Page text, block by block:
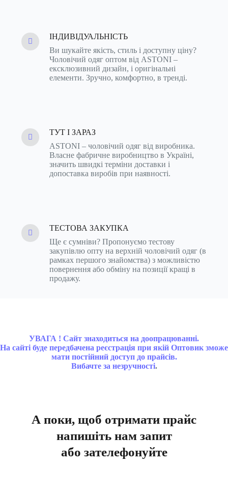
ІНДИВІДУАЛЬНІСТЬ
Ви шукайте якість, стиль і доступну ціну?
Чоловічий одяг оптом від ASTONI –
ексклюзивний дизайн, і оригінальні
елементи. Зручно, комфортно, в тренді.
ТУТ І ЗАРАЗ
ASTONI – чоловічий одяг від виробника.
Власне фабричне виробництво в Україні,
значить швидкі терміни доставки і
допоставка виробів при наявності.
ТЕСТОВА ЗАКУПКА
Ще є сумніви? Пропонуємо тестову
закупівлю опту на верхній чоловічий одяг (в
рамках першого знайомства) з можливістю
повернення або обміну на позиції кращі в
продажу.
УВАГА ! Сайт знаходиться на доопрацюванні.
На сайті буде передбачена реєстрація при якій Оптовик зможе
мати постійний доступ до прайсів.
Вибачте за незручності.
А поки, щоб отримати прайс
напишіть нам запит
або зателефонуйте